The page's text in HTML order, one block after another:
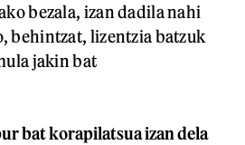
bezala, izan dadila nahi
behintzat, lizentzia batzuk
jakin bat
bat korapilatsua izan dela